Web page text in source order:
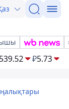
539.52 ₽5.73